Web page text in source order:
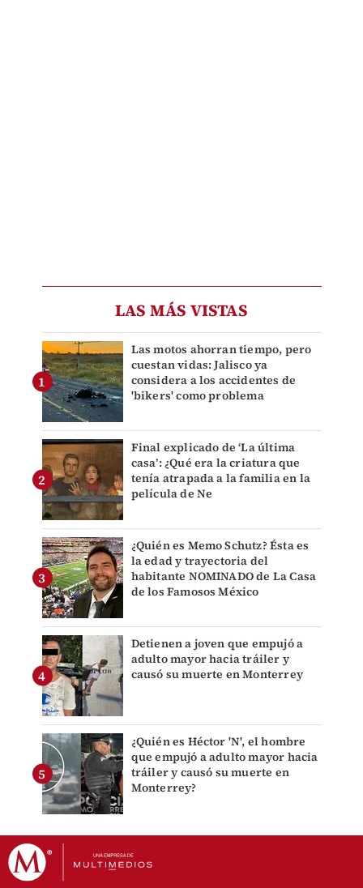
LAS MÁS VISTAS
Las motos ahorran tiempo, pero
cuestan vidas: Jalisco ya
considera a los accidentes de
'bikers' como problema
Final explicado de ‘La última
casa’: ¿Qué era la criatura que
tenía atrapada a la familia en la
película de Ne
¿Quién es Memo Schutz? Ésta es
la edad y trayectoria del
habitante NOMINADO de La Casa
de los Famosos México
Detienen a joven que empujó a
adulto mayor hacia tráiler y
causó su muerte en Monterrey
¿Quién es Héctor 'N', el hombre
que empujó a adulto mayor hacia
tráiler y causó su muerte en
Monterrey?